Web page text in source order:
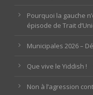
Pourquoi la gauche
épisode de Trait
Municipales 2026 –
Que vive le Yiddish !
Non à l’agression